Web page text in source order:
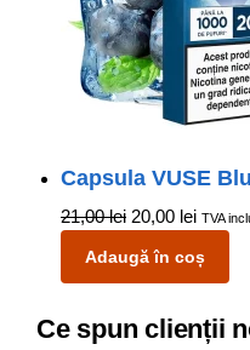
Capsula VUSE
21,00lei 20,00 lei TVA
Adaugă în coș
Ce spun clienții